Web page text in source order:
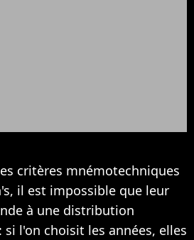
critères mnémotechniques
il est impossible que leur
à une distribution
l'on choisit les années, elles